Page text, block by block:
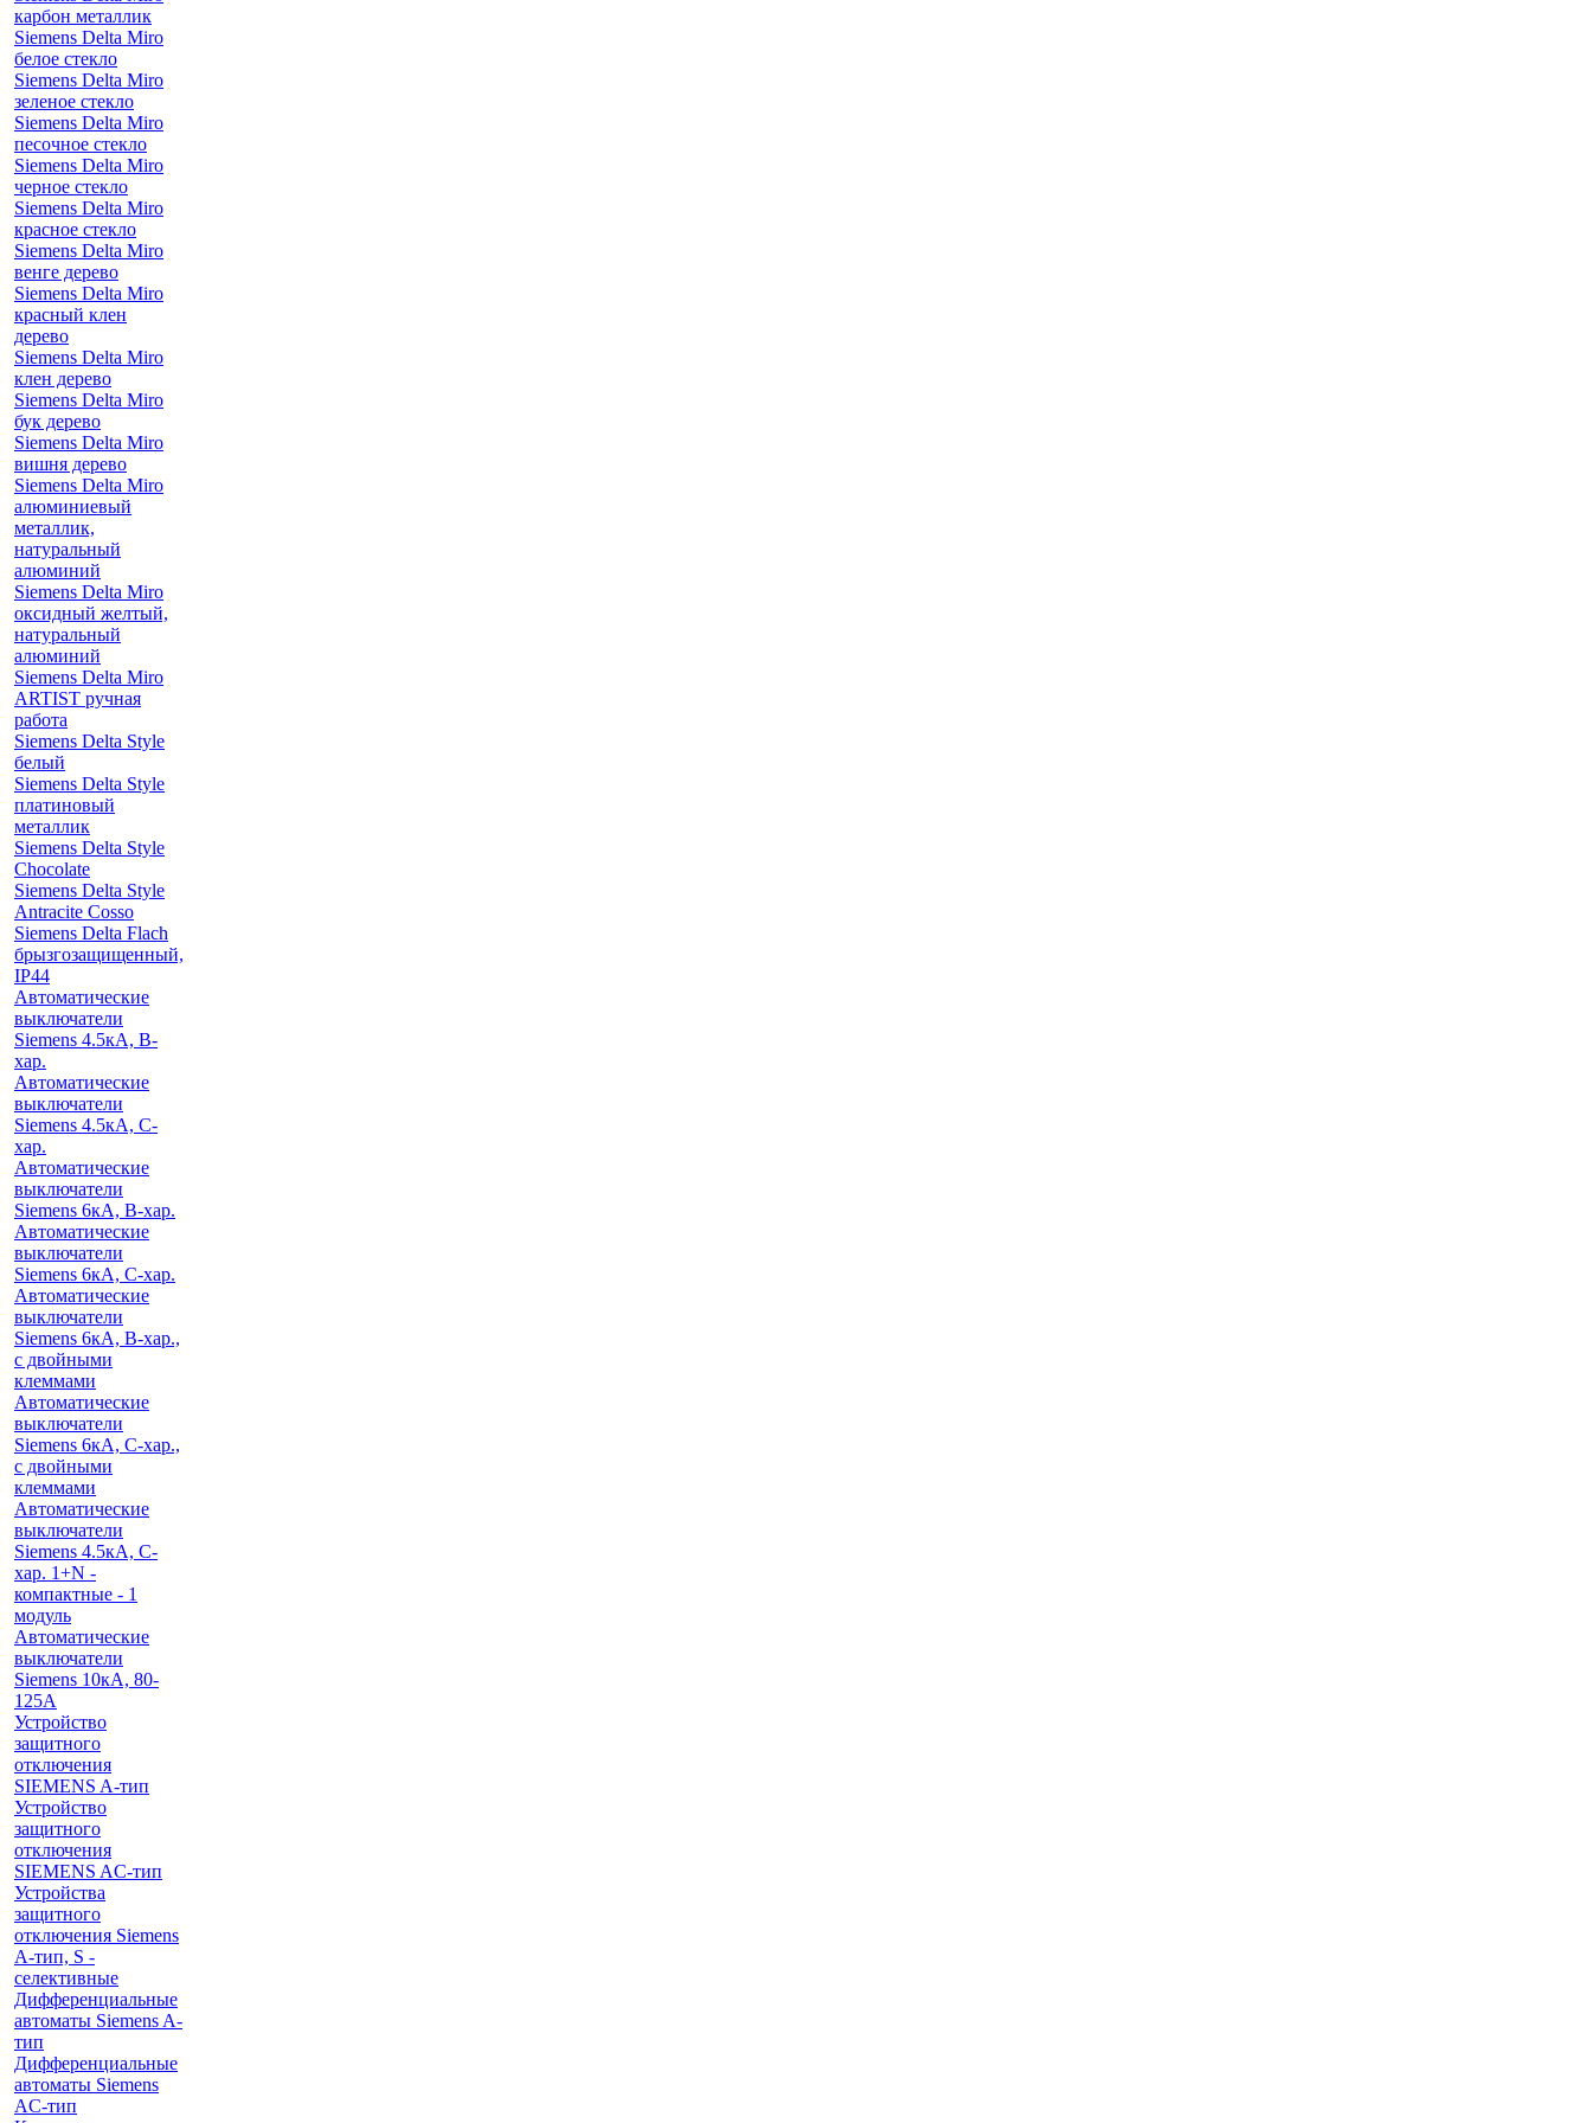
карбон металлик
Siemens Delta Miro
белое стекло
Siemens Delta Miro
зеленое стекло
Siemens Delta Miro
песочное стекло
Siemens Delta Miro
черное стекло
Siemens Delta Miro
красное стекло
Siemens Delta Miro
венге дерево
Siemens Delta Miro
красный клен
дерево
Siemens Delta Miro
клен дерево
Siemens Delta Miro
бук дерево
Siemens Delta Miro
вишня дерево
Siemens Delta Miro
алюминиевый
металлик,
натуральный
алюминий
Siemens Delta Miro
оксидный желтый,
натуральный
алюминий
Siemens Delta Miro
ARTIST ручная
работа
Siemens Delta Style
белый
Siemens Delta Style
платиновый
металлик
Siemens Delta Style
Chocolate
Siemens Delta Style
Antracite Cosso
Siemens Delta Flach
брызгозащищенный,
IP44
Автоматические
выключатели
Siemens 4.5кА, B-
хар.
Автоматические
выключатели
Siemens 4.5кА, C-
хар.
Автоматические
выключатели
Siemens 6кА, B-хар.
Автоматические
выключатели
Siemens 6кА, С-хар.
Автоматические
выключатели
Siemens 6кА, B-хар.,
с двойными
клеммами
Автоматические
выключатели
Siemens 6кА, C-хар.,
с двойными
клеммами
Автоматические
выключатели
Siemens 4.5кА, C-
хар. 1+N -
компактные - 1
модуль
Автоматические
выключатели
Siemens 10кА, 80-
125A
Устройство
защитного
отключения
SIEMENS A-тип
Устройство
защитного
отключения
SIEMENS AС-тип
Устройства
защитного
отключения Siemens
A-тип, S -
селективные
Дифференциальные
автоматы Siemens A-
тип
Дифференциальные
автоматы Siemens
AС-тип